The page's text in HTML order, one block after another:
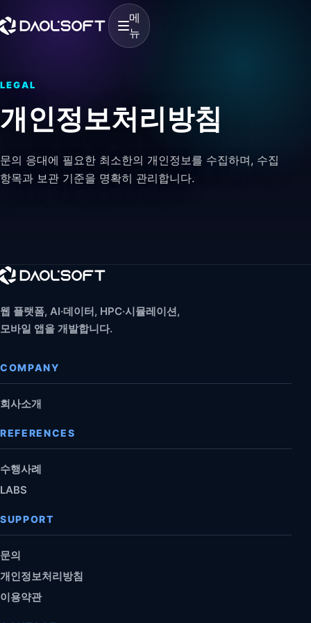
메
뉴
LEGAL
개인정보처리방침
문의 응대에 필요한 최소한의 개인정보를 수집하며, 수집
항목과 보관 기준을 명확히 관리합니다.
웹 플랫폼, AI·데이터, HPC·시뮬레이션,
모바일 앱을 개발합니다.
COMPANY
회사소개
REFERENCES
수행사례
LABS
SUPPORT
문의
개인정보처리방침
이용약관